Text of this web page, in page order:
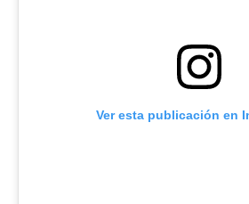
Ver esta publicación en